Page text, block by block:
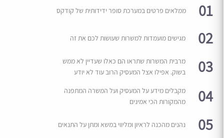
01 ממלאים פרטים במערכת סופר ידידותית של קודקס
02 מגישים מועמדות למשרות שעושות לכם את זה
03
מרבית המשרות שתראו הם כאלו שעדיין לא ממש
בשוק. אפילו אצל המעסיק הרוב עוד לא יודע
04
מקבלים מידע על המעסיק ועל המשרה המתפנה
מהמקורות הכי אמינים
05 נהנים מהכנה לראיון ומליווי במשא ומתן על התנאים